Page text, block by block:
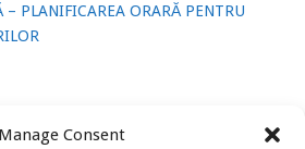
Manage Consent
– PLANIFICAREA ORARĂ PENTRU